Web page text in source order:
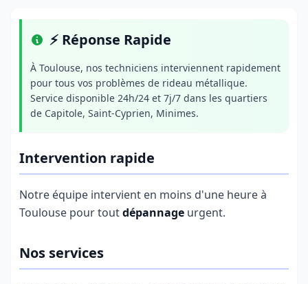
⚡ Réponse Rapide
À Toulouse, nos techniciens interviennent rapidement
pour tous vos problèmes de rideau métallique.
Service disponible 24h/24 et 7j/7 dans les quartiers
de Capitole, Saint-Cyprien, Minimes.
Intervention rapide
Notre équipe intervient en moins d'une heure à
Toulouse pour toutdépannage urgent.
Nos services